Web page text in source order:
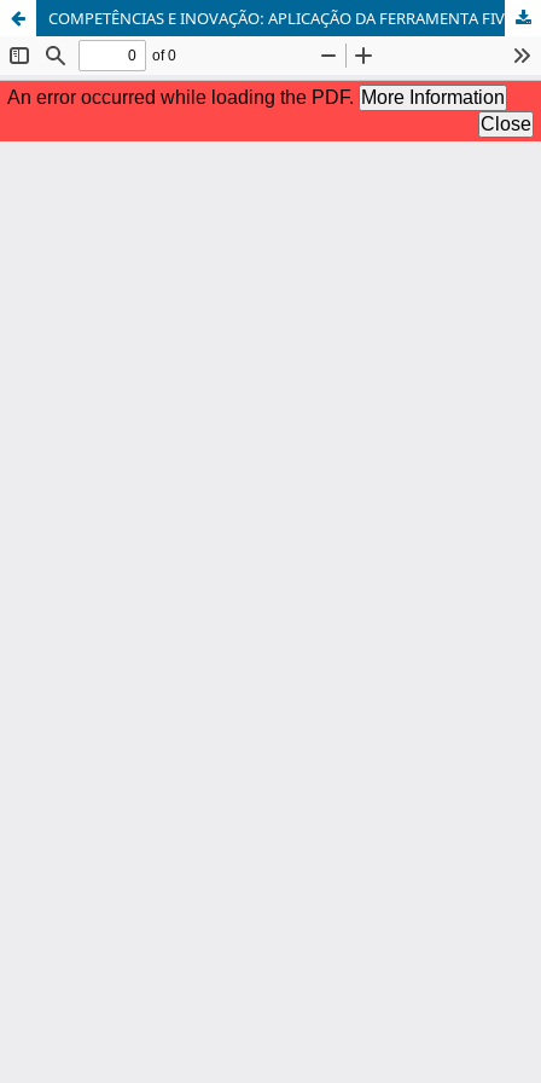
COMPETÊNCIAS E INOVAÇÃO: APLICAÇÃO DA FERRAMENTA FIVE-V EM UM NANOEMPREENDIMENTO DE LOJA COLABORATIVA